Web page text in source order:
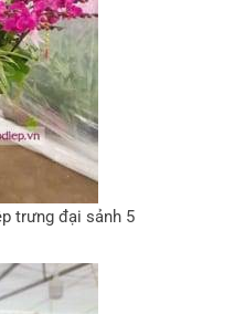
trưng đại sảnh 5